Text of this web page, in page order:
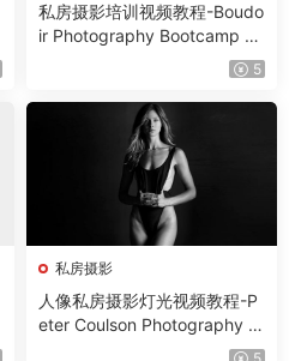
私房摄影培训视频教程-Boudo
ir Photography Bootcamp by
5
私房摄影
人像私房摄影灯光视频教程-P
eter Coulson Photography –
Lighting: 3 Looks In 3 Hours